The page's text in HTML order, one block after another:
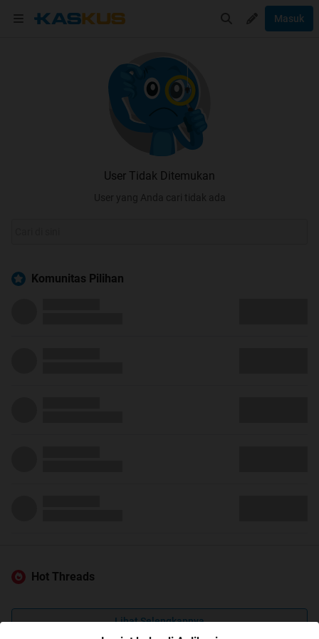
Masuk
User Tidak Ditemukan
User yang Anda cari tidak ada
Komunitas Pilihan
Hot Threads
Lihat Selengkapnya